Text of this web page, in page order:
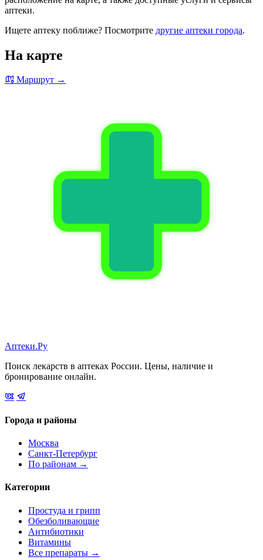
аптеки.
Ищете аптеку поближе? Посмотрите другие аптеки города.
На карте
Маршрут →
Аптеки.Ру
Поиск лекарств в аптеках России. Цены, наличие и
бронирование онлайн.
Города и районы
Москва
Санкт-Петербург
По районам →
Категории
Простуда и грипп
Обезболивающие
Антибиотики
Витамины
Все препараты →